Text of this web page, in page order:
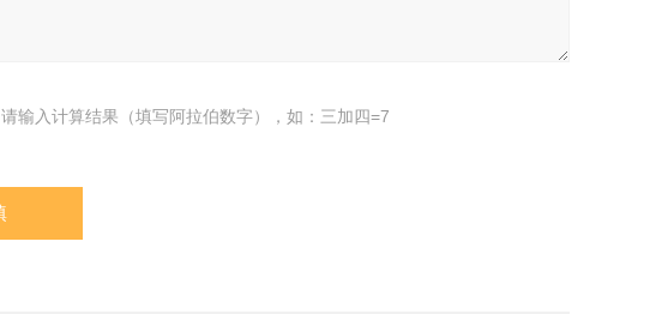
请输入计算结果（填写阿拉伯数字），如：三加四=7